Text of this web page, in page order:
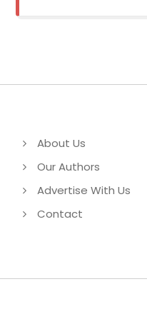
About Us
Our Authors
Advertise With Us
Contact